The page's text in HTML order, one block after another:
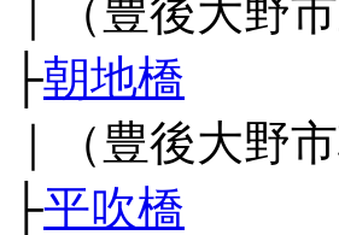
｜（豊後大野
├朝地橋
｜（豊後大野
├平吹橋